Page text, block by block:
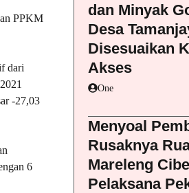
PPKM
dari
-27,03
6
dan Minyak
Desa
Disesuaikan
Akses
One
Menyoal
Rusaknya
Mareleng
Pelaksana